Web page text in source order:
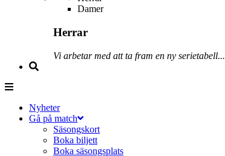
Damer
Herrar
Vi arbetar med att ta fram en ny serietabell...
Nyheter
Gå på match
Säsongskort
Boka biljett
Boka säsongsplats